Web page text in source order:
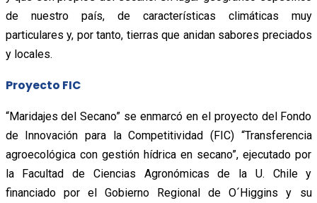
de nuestro país, de características climáticas muy
particulares y, por tanto, tierras que anidan sabores preciados
y locales.
Proyecto FIC
“Maridajes del Secano” se enmarcó en el proyecto del Fondo
de Innovación para la Competitividad (FIC) “Transferencia
agroecológica con gestión hídrica en secano”, ejecutado por
la Facultad de Ciencias Agronómicas de la U. Chile y
financiado por el Gobierno Regional de O´Higgins y su